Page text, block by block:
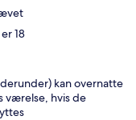
18
kan overnatte
værelse, hvis de